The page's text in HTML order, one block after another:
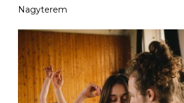
Nagyterem